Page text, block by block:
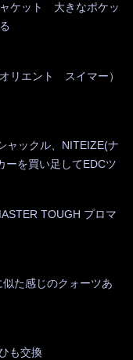
ケット 大きなポケッ
リエント スイマー）
ャックル、NITEIZE(ナ
ーを買い足してEDCツ
TOUGH プロマ
た感じのクォーツあ
も交換